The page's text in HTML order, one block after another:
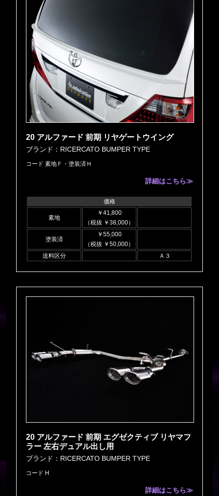
20 アルファード 前期 リヤゲートウイング
ブランド：RICERCATO BUMPER TYPE
コード 素地Ｆ・塗装済Ｈ
詳細はこちら≫
価格
素地
￥41,800
（税抜 ￥38,000）
塗装済
￥55,000
（税抜 ￥50,000）
送料区分
Ａ３
20 アルファード 前期 エグゼクティブ リヤマフ
ラー 左右デュアル出し用
ブランド：RICERCATO BUMPER TYPE
コード H
詳細はこちら≫